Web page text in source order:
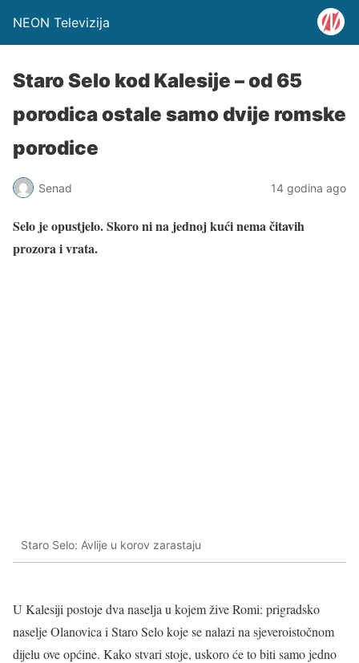
NEON Televizija
Staro Selo kod Kalesije – od 65
porodica ostale samo dvije romske
porodice
Senad 14 godina ago
Selo je opustjelo. Skoro ni na jednoj kući nema čitavih
prozora i vrata.
Staro Selo: Avlije u korov zarastaju
U Kalesiji postoje dva naselja u kojem žive Romi: prigradsko
naselje Olanovica i Staro Selo koje se nalazi na sjeveroistočnom
dijelu ove općine. Kako stvari stoje, uskoro će to biti samo jedno